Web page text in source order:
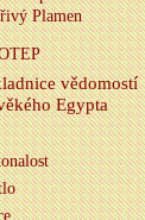
Pla­men
vě­do­mos­tí
Egyp­ta